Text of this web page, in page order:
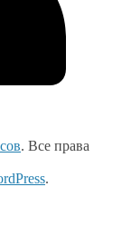
. Все права
.